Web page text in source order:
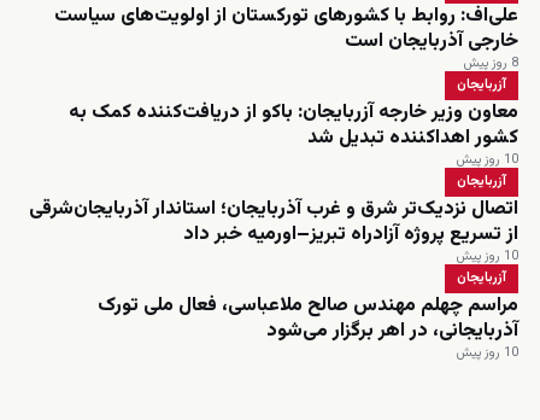
علی‌اف: روابط با کشورهای تورکستان از اولویت‌های سیاست
خارجی آذربایجان است
8 روز پیش
آزربایجان
معاون وزیر خارجه آزربایجان: باکو از دریافت‌کننده کمک به
کشور اهداکننده تبدیل شد
10 روز پیش
آزربایجان
اتصال نزدیک‌تر شرق و غرب آذربایجان؛ استاندار آذربایجان‌شرقی
از تسریع پروژه آزادراه تبریز–اورمیه خبر داد
10 روز پیش
آزربایجان
مراسم چهلم مهندس صالح ملاعباسی، فعال ملی تورک
آذربایجانی، در اهر برگزار می‌شود
10 روز پیش